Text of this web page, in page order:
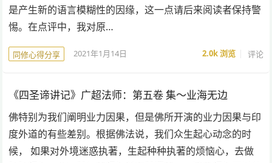
是产生新的语言模糊性的因缘，这一点请后来阅读者保持警
惕。在点评中，我对原…
同修心得分享 2021年1月14日 2.0k浏览 评论
《四圣谛讲记》广超法师：第五卷 集～业海无边
佛特别为我们阐明业力因果，但是佛所开演的业力因果与印
度外道的有些差别。根据佛法说，我们众生起心动念的时
候， 如果对外境迷惑执著，生起种种执著的烦恼心，去做